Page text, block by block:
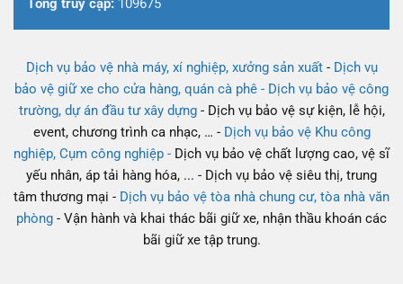
Tổng truy cập: 109675
Dịch vụ bảo vệ nhà máy, xí nghiệp, xưởng sản xuất- Dịch vụ
bảo vệ giữ xe cho cửa hàng, quán cà phê - Dịch vụ bảo vệ công
trường, dự án đầu tư xây dựng- Dịch vụ bảo vệ sự kiện, lễ hội,
event, chương trình ca nhạc, … - Dịch vụ bảo vệ Khu công
nghiệp, Cụm công nghiệp - Dịch vụ bảo vệ chất lượng cao, vệ sĩ
yếu nhân, áp tải hàng hóa, ... - Dịch vụ bảo vệ siêu thị, trung
tâm thương mại - Dịch vụ bảo vệ tòa nhà chung cư, tòa nhà văn
phòng - Vận hành và khai thác bãi giữ xe, nhận thầu khoán các
bãi giữ xe tập trung.